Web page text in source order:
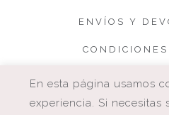
ENVÍOS Y
En esta página usamos
experiencia. Si necesitas